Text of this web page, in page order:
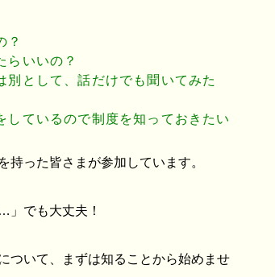
？
らいいの？
別として、話だけでも聞いてみた
しているので制度を知っておきたい
持った皆さまが参加しています。
」でも大丈夫！
ついて、まずは知ることから始めませ